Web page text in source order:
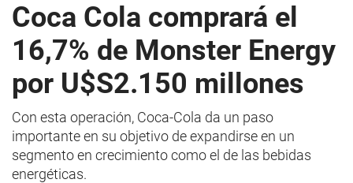
Coca Cola comprará el
16,7% de Monster Energy
por U$S2.150 millones
Con esta operación, Coca-Cola da un paso
importante en su objetivo de expandirse en un
segmento en crecimiento como el de las bebidas
energéticas.